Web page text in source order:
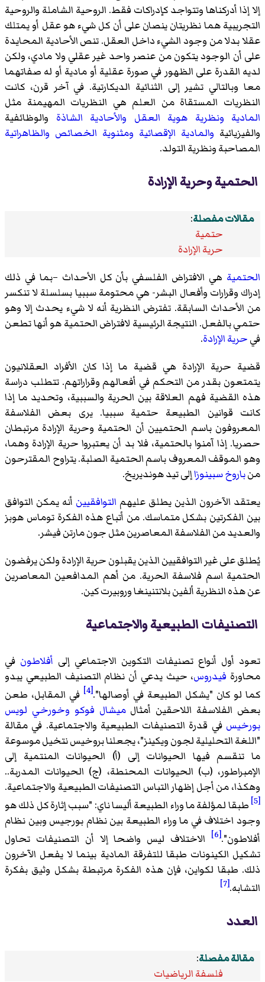
إلا إذا أدركناها وتتواجد كإدراكات فقط. الروحية الشاملة والروحية
التجريبية هما نظريتان ينصان على أن كل شيء هو عقل أو يمتلك
عقلا بدلا من وجود الشيء داخل العقل. تنص الأحادية المحايدة
على أن الوجود يتكون من عنصر واحد غير عقلي ولا مادي، ولكن
لديه القدرة على الظهور في صورة عقلية أو مادية أو له صفاتهما
معا وبالتالي تشير إلى الثنائية الديكارتية. في آخر قرن، كانت
النظريات المستقاة من العلم هي النظريات المهيمنة مثل
المادية ونظرية هوية العقل والأحادية الشاذة والوظائفية
والفيزيائية والمادية الإقصائية ومثنوية الخصائص والظاهراتية
المصاحبة ونظرية التولد.
الحتمية وحرية الإرادة
مقالات مفصلة:
حتمية
حرية الإرادة
الحتمية هي الافتراض الفلسفي بأن كل الأحداث –بما في ذلك
إدراك وقرارات وأفعال البشر- هي محتومة سببيا بسلسلة لا تنكسر
من الأحداث السابقة. تفترض النظرية أنه لا شيء يحدث إلا وهو
حتمي بالفعل. النتيجة الرئيسية لافتراض الحتمية هو أنها تطعن
فيحرية الإرادة.
قضية حرية الإرادة هي قضية ما إذا كان الأفراد العقلانيون
يتمتعون بقدر من التحكم في أفعالهم وقراراتهم. تتطلب دراسة
هذه القضية فهم العلاقة بين الحرية والسببية، وتحديد ما إذا
كانت قوانين الطبيعة حتمية سببيا. يرى بعض الفلاسفة
المعروفون باسم الحتميين أن الحتمية وحرية الإرادة مرتبطان
حصريا. إذا آمنوا بالحتمية، فلا بد أن يعتبروا حرية الإرادة وهما،
وهو الموقف المعروف باسم الحتمية الصلبة. يتراوح المقترحون
منباروخ سبينوزاإلى تيد هونديريخ.
يعتقد الآخرون الذين يطلق عليهم التوافقيين أنه يمكن التوافق
بين الفكرتين بشكل متماسك. من أتباع هذه الفكرة توماس هوبز
والعديد من الفلاسفة المعاصرين مثل جون مارتن فيشر.
يُطلق على غير التوافقيين الذين يقبلون حرية الإرادة ولكن يرفضون
الحتمية اسم فلاسفة الحرية. من أهم المدافعين المعاصرين
عن هذه النظرية ألفين بلانتنينغا وروبيرت كين.
التصنيفات الطبيعية والاجتماعية
تعود أول أنواع تصنيفات التكوين الاجتماعي إلى أفلاطون في
محاورة فيدروس، حيث يدعي أن نظام التصنيف الطبيعي يبدو
كما لو كان "يشكل الطبيعة في أوصالها".[4]
في المقابل، طعن
بعض الفلاسفة اللاحقين أمثالميشال فوكو وخورخي لويس
بورخيس في قدرة التصنيفات الطبيعية والاجتماعية. في مقالة
"اللغة التحليلية لجون ويكينز"، يجعلنا بروخيس نتخيل موسوعة
ما تنقسم فيها الحيوانات إلى (أ) الحيوانات المنتمية إلى
الإمبراطور، (ب) الحيوانات المحنطة، (ج) الحيوانات المدربة..
وهكذا، من أجل إظهار التباس التصنيفات الطبيعية والاجتماعية.
[5]
طبقا لمؤلفة ما وراء الطبيعة أليسا ناي: "سبب إثارة كل ذلك هو
وجود اختلاف في ما وراء الطبيعة بين نظام بورجيس وبين نظام
أفلاطون".[6]
الاختلاف ليس واضحا إلا أن التصنيفات تحاول
تشكيل الكينونات طبقا للتفرقة المادية بينما لا يفعل الآخرون
ذلك. طبقا لكواين، فإن هذه الفكرة مرتبطة بشكل وثيق بفكرة
التشابه.[7]
العدد
مقالة مفصلة:
فلسفة الرياضيات